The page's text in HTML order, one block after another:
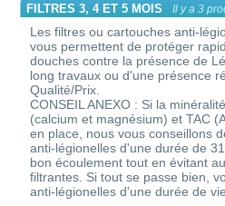
FILTRES 3, 4 ET 5 MOIS Il y a 3
Les filtres ou cartouches anti-
vous permettent de protéger
douches contre la présence de
long travaux ou d'une présence
Qualité/Prix.
CONSEIL ANEXO : Si la
(calcium et magnésium) et TAC
en place, nous vous conseillons
anti-légionelles d'une durée de
bon écoulement tout en évitant
filtrantes. Si tout se passe bien,
anti-légionelles d'une durée de